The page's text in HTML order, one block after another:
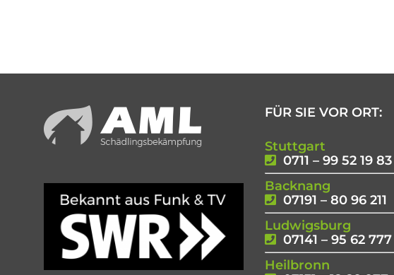
FÜR SIE VOR ORT:
Stuttgart
0711 – 99 52 19 83
Backnang
07191 – 80 96 211
Ludwigsburg
07141 – 95 62 777
Heilbronn